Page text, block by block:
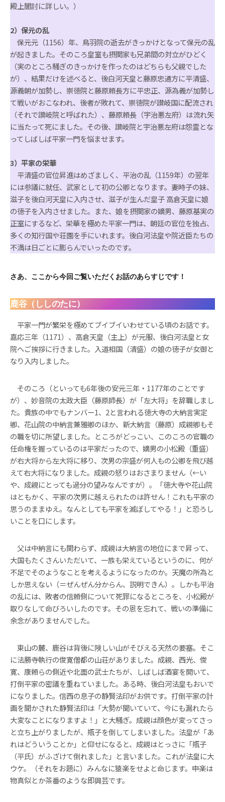
殿上闇討に詳しい。）
2）保元の乱
保元元（1156）年、鳥羽院の逝去がきっかけとなって保元の乱
が起きました。そのころ皇室も摂関家も兄弟間の対立がひどく
（実のところ騒ぎのきっかけを作ったのはどちらも父親でした
が）、結果だけを述べると、後白河天皇と藤原忠通方に平清盛、
源義朝が加勢し、崇徳院と藤原頼長方に平忠正、源為義が加勢し
て戦いがおこなわれ、後者が敗れて、崇徳院が讃岐国に配流され
（それで讃岐院と呼ばれた）、藤原頼長（宇治悪左府）は流れ矢
に当たって死にました。その後、讃岐院と宇治悪左府は怨霊とな
ってしばしば平家一門を悩ませます。
3）平家の栄華
平清盛の官位昇進はめざましく、平治の乱（1159年）の翌年
には参議に就任、武家として初の公卿となります。妻時子の妹、
滋子を後白河天皇に入内させ、滋子が生んだ皇子 高倉天皇に娘
の徳子を入内させました。また、娘を摂関家の嫡男、藤原基実の
正室にするなど、栄華を極めた平家一門は、朝廷の官位を独占、
多くの知行国や荘園を手にいれます。後白河法皇や院近臣たちの
不満は日ごとに膨らんでいったのです。
さあ、ここから今回ご覧いただくお話のあらすじです！
鹿谷（ししのたに）
平家一門が繁栄を極めてブイブイいわせている頃のお話です。
嘉応三年（1171）、高倉天皇（主上）が元服、後白河法皇と女
院へご挨拶に行きました。入道相国（清盛）の娘の徳子が女御と
なり入内しました。
そのころ（といっても6年後の安元三年・1177年のことです
が）、妙音院の太政大臣（藤原師長）が「左大将」を辞職しまし
た。貴族の中でもナンバー1、2と言われる徳大寺の大納言実定
卿、花山院の中納言兼雅卿のほか、新大納言（藤原）成親卿もそ
の職を切に所望しました。ところがどっこい、このころの官職の
任命権を握っているのは平家だったので、嫡男の小松殿（重盛）
が右大将から左大将に移り、次男の宗盛が何人もの公卿を飛び越
えて右大将になりました。成親の怒りはおさまりません（←い
や、成親にとっても過分の望みなんですが）。「徳大寺や花山院
はともかく、平家の次男に越えられたのは許せん！これも平家の
思うのままゆえ。なんとしても平家を滅ぼしてやる！」と恐ろし
いことを口にします。
父は中納言にも関わらず、成親は大納言の地位にまで昇って、
大国もたくさんいただいて、一族も栄えているというのに、何が
不足でそのようなことを考えるようになったのか。天魔の所為と
しか思えない（＝ぜんぜん分からん、説明できん）。しかも平治
の乱には、敗者の信頼側について死罪になるところを、小松殿が
取りなして命びろいしたのです。その恩を忘れて、戦いの準備に
余念がありませんでした。
東山の麓、鹿谷は背後に険しい山がそびえる天然の要塞。そこ
に法勝寺執行の俊寛僧都の山荘がありました。成親、西光、俊
寛、康頼らの側近や北面の武士たちが、しばしば酒宴を開いて、
打倒平家の密議を重ねていました。ある時、後白河法皇もおいで
になりました。信西の息子の静賢法印がお供です。打倒平家の計
画を聞かされた静賢法印は「大勢が聞いていて、今にも漏れたら
大変なことになりますよ！」と大騒ぎ。成親は顔色が変ってさっ
と立ち上がりましたが、瓶子を倒してしまいました。法皇が「あ
れはどういうことか」と仰せになると、成親はとっさに「瓶子
（平氏）がふざけて倒れました」と言いました。これが法皇に大
ウケ。（それをお題に）みんなに猿楽をせよと命じます。申楽は
物真似とか茶番のような即興芸です。